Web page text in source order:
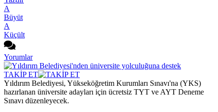
A
Büyüt
A
Küçült
Yorumlar
TAKİP ET
Yıldırım Belediyesi, Yükseköğretim Kurumları Sınavı'na (YKS)
hazırlanan üniversite adayları için ücretsiz TYT ve AYT Deneme
Sınavı düzenleyecek.